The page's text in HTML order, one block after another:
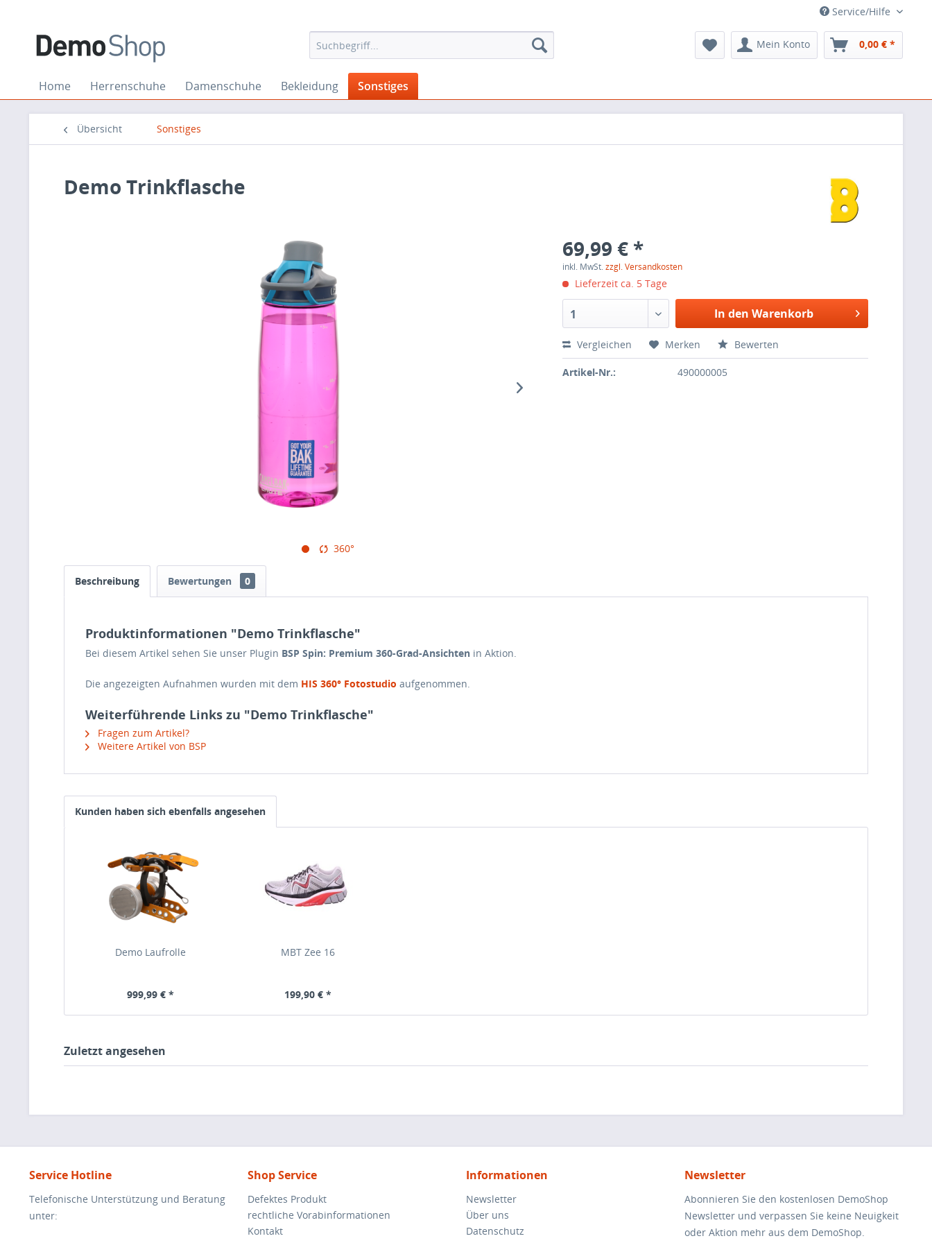
Service/Hilfe
Mein Konto 0,00 € *
Home Herrenschuhe Damenschuhe Bekleidung Sonstiges
Übersicht Sonstiges
Demo Trinkflasche
360°
69,99 € *
inkl. MwSt.zzgl. Versandkosten
Lieferzeit ca. 5 Tage
1 In den Warenkorb
Vergleichen Merken Bewerten
Artikel-Nr.: 490000005
Beschreibung Bewertungen 0
Produktinformationen "Demo Trinkflasche"
Bei diesem Artikel sehen Sie unser Plugin BSP Spin: Premium 360-Grad-Ansichten in Aktion.
Die angezeigten Aufnahmen wurden mit dem HIS 360° Fotostudio aufgenommen.
Weiterführende Links zu "Demo Trinkflasche"
Fragen zum Artikel?
Weitere Artikel von BSP
Kunden haben sich ebenfalls angesehen
Demo Laufrolle
999,99 € *
MBT Zee 16
199,90 € *
Zuletzt angesehen
Service Hotline
Telefonische Unterstützung und Beratung
unter:
Shop Service
Defektes Produkt
rechtliche Vorabinformationen
Kontakt
Informationen
Newsletter
Über uns
Datenschutz
Newsletter
Abonnieren Sie den kostenlosen DemoShop
Newsletter und verpassen Sie keine Neuigkeit
oder Aktion mehr aus dem DemoShop.